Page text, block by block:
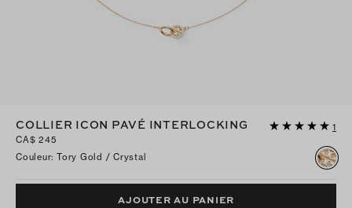
COLLIER ICON PAVÉ INTERLOCKING
1
CA$ 245
Couleur: Tory Gold / Crystal
AJOUTER AU PANIER